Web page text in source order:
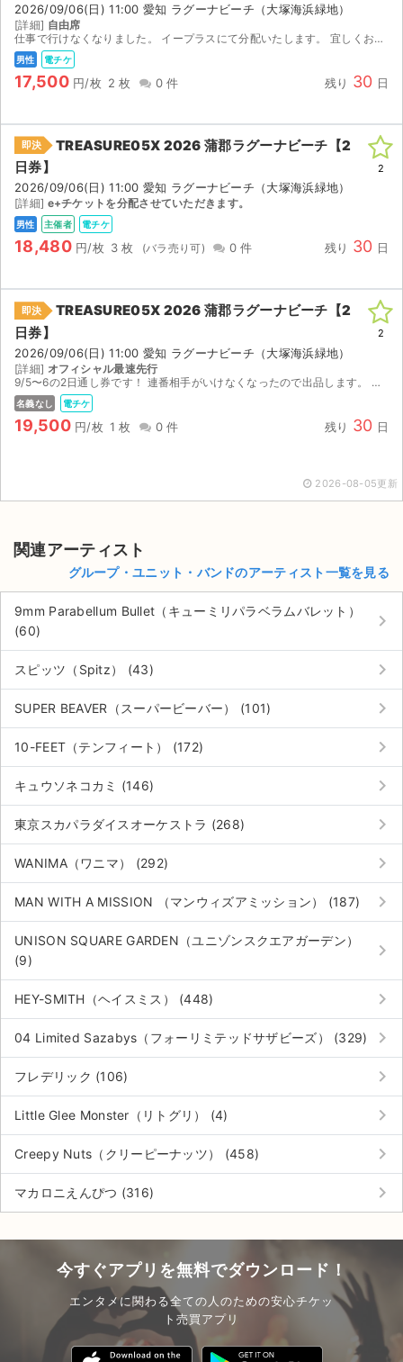
サイト情報
チケットジャム運営会社
チケットジャム利用規約
不正転売禁止法について
チケットジャムの取り組み
音楽情報
2026/09/06(日) 11:00 愛知 ラグーナビーチ（大塚海浜緑地）
[詳細] 自由席
仕事で行けなくなりました。 イープラスにて分配いたします。 宜しくお願い致します。
男性 電チケ
17,500 円/枚 2 枚 0 件 残り 30 日
即決
TREASURE05X 2026 蒲郡ラグーナビーチ【2
日券】
2026/09/06(日) 11:00 愛知 ラグーナビーチ（大塚海浜緑地）
[詳細] e+チケットを分配させていただきます。
男性 主催者 電チケ
18,480 円/枚 3 枚 0 件 残り 30 日
2
即決
TREASURE05X 2026 蒲郡ラグーナビーチ【2
日券】
2026/09/06(日) 11:00 愛知 ラグーナビーチ（大塚海浜緑地）
[詳細] オフィシャル最速先行
9/5〜6の2日通し券です！ 連番相手がいけなくなったので出品します。 オフィシャル最速先行のチケットです
名義なし 電チケ
19,500 円/枚 1 枚 0 件 残り 30 日
2
2026-08-05更新
関連アーティスト
グループ・ユニット・バンドのアーティスト一覧を見る
9mm Parabellum Bullet（キューミリパラベラムバレット）
(60)
keyboard_arrow_right
スピッツ（Spitz） (43) keyboard_arrow_right
SUPER BEAVER（スーパービーバー） (101) keyboard_arrow_right
10-FEET（テンフィート） (172) keyboard_arrow_right
キュウソネコカミ (146) keyboard_arrow_right
東京スカパラダイスオーケストラ (268) keyboard_arrow_right
WANIMA（ワニマ） (292) keyboard_arrow_right
MAN WITH A MISSION （マンウィズアミッション） (187) keyboard_arrow_right
UNISON SQUARE GARDEN（ユニゾンスクエアガーデン）
(9)
keyboard_arrow_right
HEY-SMITH（ヘイスミス） (448) keyboard_arrow_right
04 Limited Sazabys（フォーリミテッドサザビーズ） (329) keyboard_arrow_right
フレデリック (106) keyboard_arrow_right
Little Glee Monster（リトグリ） (4) keyboard_arrow_right
Creepy Nuts（クリーピーナッツ） (458) keyboard_arrow_right
マカロニえんぴつ (316) keyboard_arrow_right
今すぐアプリを無料でダウンロード！
エンタメに関わる全ての人のための安心チケッ
ト売買アプリ